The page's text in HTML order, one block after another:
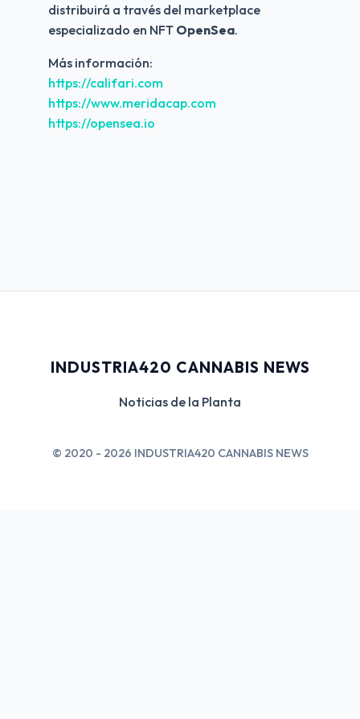
distribuirá a través del marketplace
especializado en NFT OpenSea.
Más información:
https://califari.com
https://www.meridacap.com
https://opensea.io
INDUSTRIA420 CANNABIS NEWS
Noticias de la Planta
© 2020 - 2026 INDUSTRIA420 CANNABIS NEWS